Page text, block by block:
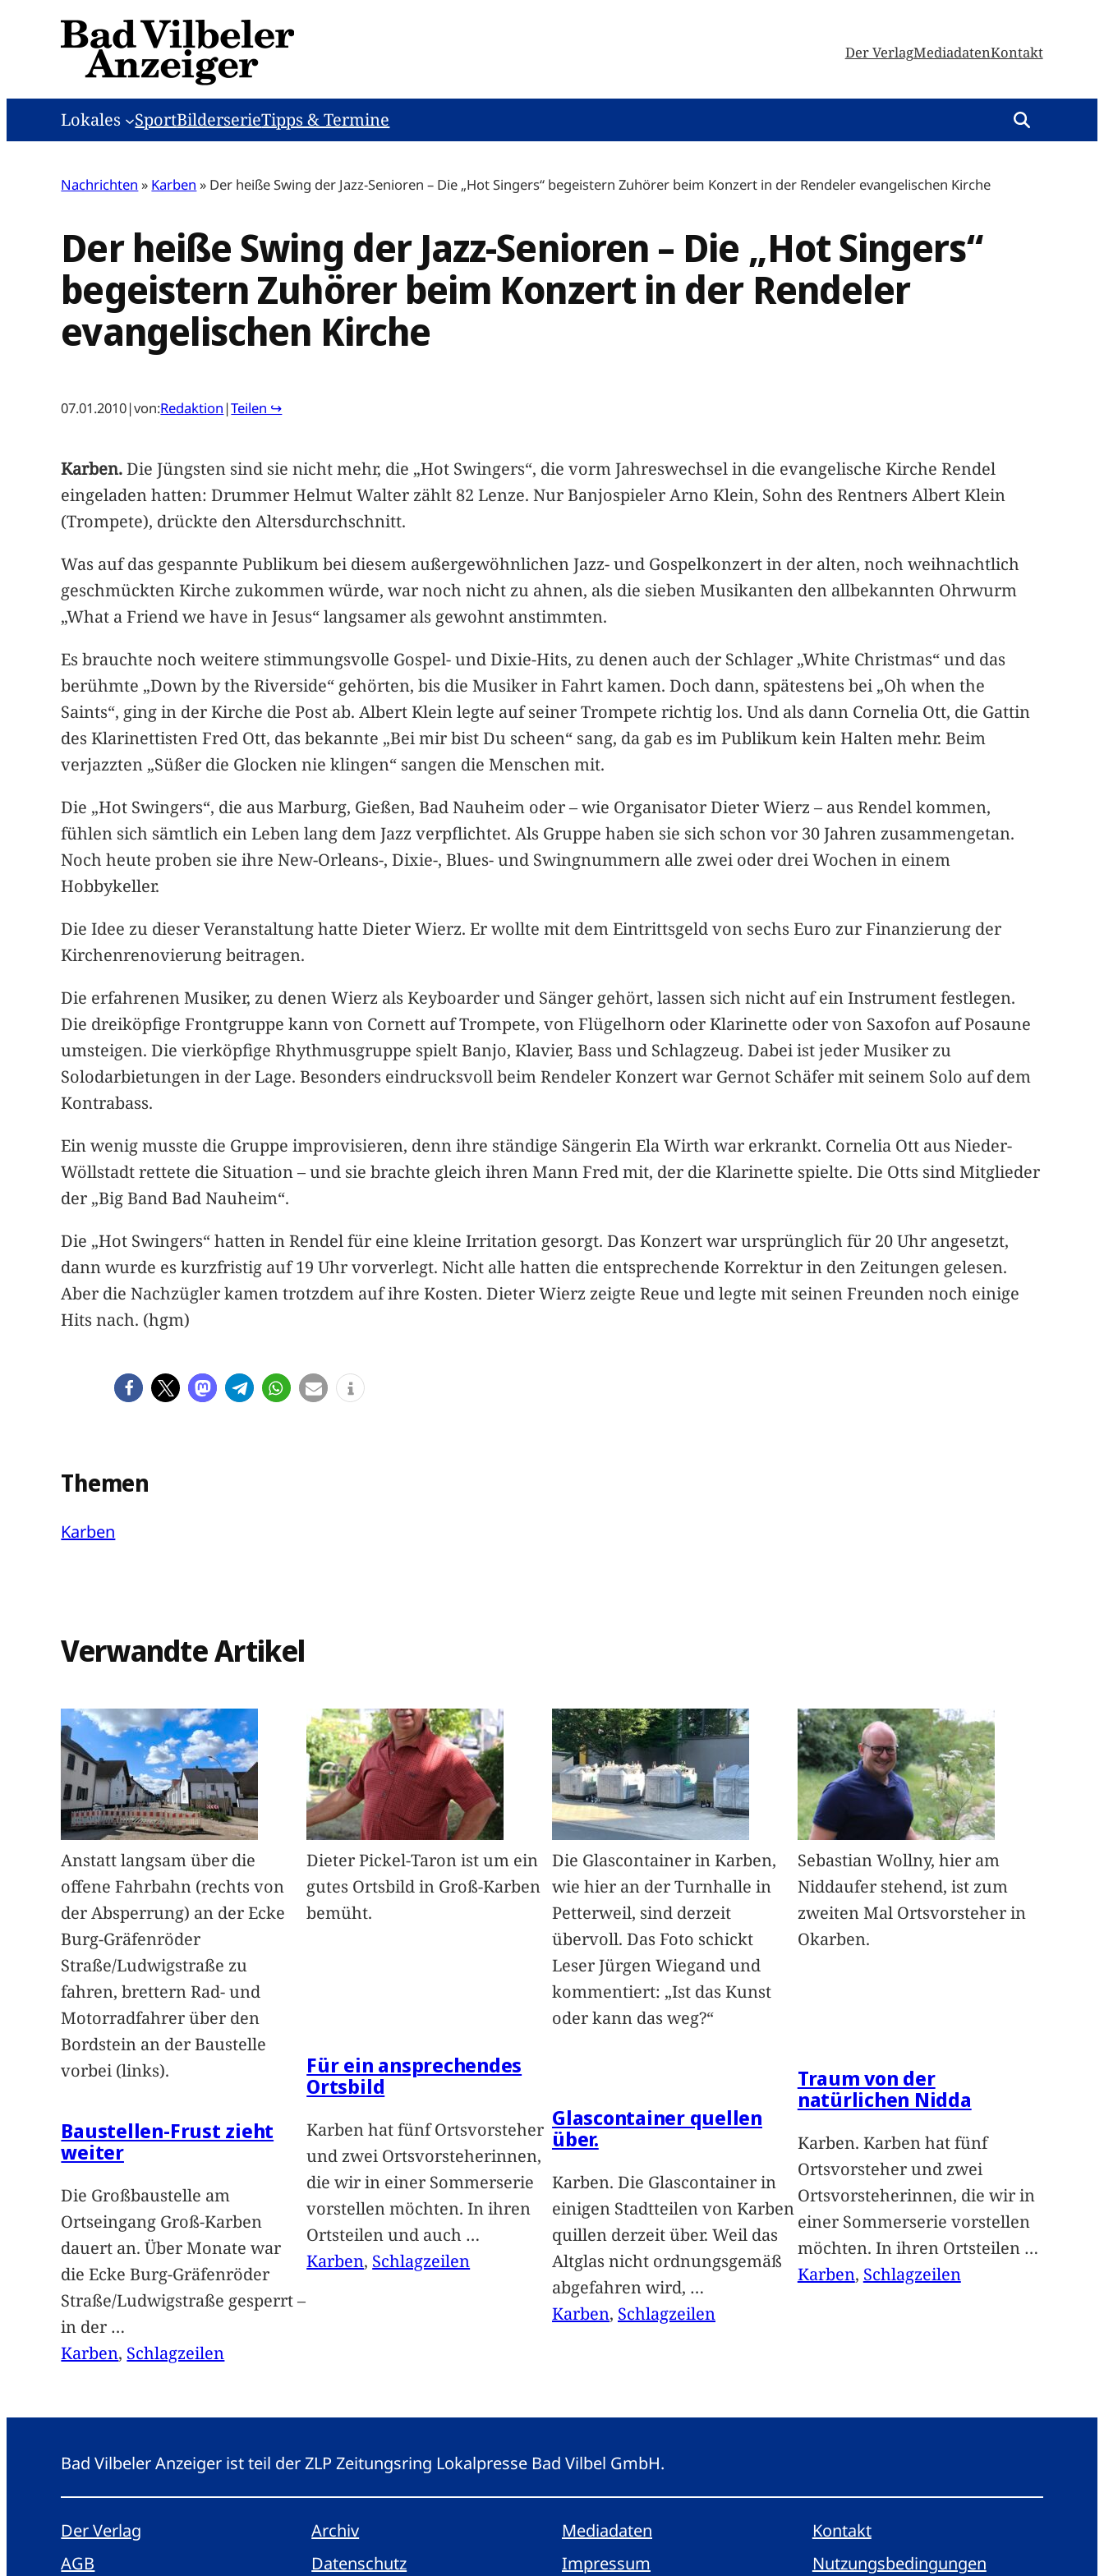
Der VerlagMediadatenKontakt
Lokales SportBilderserieTipps & Termine
Nachrichten » Karben » Der heiße Swing der Jazz-Senioren – Die „Hot Singers“ begeistern Zuhörer beim Konzert in der Rendeler evangelischen Kirche
Der heiße Swing der Jazz-Senioren – Die „Hot Singers“
begeistern Zuhörer beim Konzert in der Rendeler
evangelischen Kirche
07.01.2010|von:Redaktion |Teilen ↪
Karben.Die Jüngsten sind sie nicht mehr, die „Hot Swingers“, die vorm Jahreswechsel in die evangelische Kirche Rendel
eingeladen hatten: Drummer Helmut Walter zählt 82 Lenze. Nur Banjospieler Arno Klein, Sohn des Rentners Albert Klein
(Trompete), drückte den Altersdurchschnitt.
Was auf das gespannte Publikum bei diesem außergewöhnlichen Jazz- und Gospelkonzert in der alten, noch weihnachtlich
geschmückten Kirche zukommen würde, war noch nicht zu ahnen, als die sieben Musikanten den allbekannten Ohrwurm
„What a Friend we have in Jesus“ langsamer als gewohnt anstimmten.
Es brauchte noch weitere stimmungsvolle Gospel- und Dixie-Hits, zu denen auch der Schlager „White Christmas“ und das
berühmte „Down by the Riverside“ gehörten, bis die Musiker in Fahrt kamen. Doch dann, spätestens bei „Oh when the
Saints“, ging in der Kirche die Post ab. Albert Klein legte auf seiner Trompete richtig los. Und als dann Cornelia Ott, die Gattin
des Klarinettisten Fred Ott, das bekannte „Bei mir bist Du scheen“ sang, da gab es im Publikum kein Halten mehr. Beim
verjazzten „Süßer die Glocken nie klingen“ sangen die Menschen mit.
Die „Hot Swingers“, die aus Marburg, Gießen, Bad Nauheim oder – wie Organisator Dieter Wierz – aus Rendel kommen,
fühlen sich sämtlich ein Leben lang dem Jazz verpflichtet. Als Gruppe haben sie sich schon vor 30 Jahren zusammengetan.
Noch heute proben sie ihre New-Orleans-, Dixie-, Blues- und Swingnummern alle zwei oder drei Wochen in einem
Hobbykeller.
Die Idee zu dieser Veranstaltung hatte Dieter Wierz. Er wollte mit dem Eintrittsgeld von sechs Euro zur Finanzierung der
Kirchenrenovierung beitragen.
Die erfahrenen Musiker, zu denen Wierz als Keyboarder und Sänger gehört, lassen sich nicht auf ein Instrument festlegen.
Die dreiköpfige Frontgruppe kann von Cornett auf Trompete, von Flügelhorn oder Klarinette oder von Saxofon auf Posaune
umsteigen. Die vierköpfige Rhythmusgruppe spielt Banjo, Klavier, Bass und Schlagzeug. Dabei ist jeder Musiker zu
Solodarbietungen in der Lage. Besonders eindrucksvoll beim Rendeler Konzert war Gernot Schäfer mit seinem Solo auf dem
Kontrabass.
Ein wenig musste die Gruppe improvisieren, denn ihre ständige Sängerin Ela Wirth war erkrankt. Cornelia Ott aus Nieder-
Wöllstadt rettete die Situation – und sie brachte gleich ihren Mann Fred mit, der die Klarinette spielte. Die Otts sind Mitglieder
der „Big Band Bad Nauheim“.
Die „Hot Swingers“ hatten in Rendel für eine kleine Irritation gesorgt. Das Konzert war ursprünglich für 20 Uhr angesetzt,
dann wurde es kurzfristig auf 19 Uhr vorverlegt. Nicht alle hatten die entsprechende Korrektur in den Zeitungen gelesen.
Aber die Nachzügler kamen trotzdem auf ihre Kosten. Dieter Wierz zeigte Reue und legte mit seinen Freunden noch einige
Hits nach. (hgm)
Themen
Karben
Verwandte Artikel
Anstatt langsam über die
offene Fahrbahn (rechts von
der Absperrung) an der Ecke
Burg-Gräfenröder
Straße/Ludwigstraße zu
fahren, brettern Rad- und
Motorradfahrer über den
Bordstein an der Baustelle
vorbei (links).
Baustellen-Frust zieht
weiter
Die Großbaustelle am
Ortseingang Groß-Karben
dauert an. Über Monate war
die Ecke Burg-Gräfenröder
Straße/Ludwigstraße gesperrt –
in der …
Karben, Schlagzeilen
Dieter Pickel-Taron ist um ein
gutes Ortsbild in Groß-Karben
bemüht.
Für ein ansprechendes
Ortsbild
Karben hat fünf Ortsvorsteher
und zwei Ortsvorsteherinnen,
die wir in einer Sommerserie
vorstellen möchten. In ihren
Ortsteilen und auch …
Karben, Schlagzeilen
Die Glascontainer in Karben,
wie hier an der Turnhalle in
Petterweil, sind derzeit
übervoll. Das Foto schickt
Leser Jürgen Wiegand und
kommentiert: „Ist das Kunst
oder kann das weg?“
Glascontainer quellen
über.
Karben. Die Glascontainer in
einigen Stadtteilen von Karben
quillen derzeit über. Weil das
Altglas nicht ordnungsgemäß
abgefahren wird, …
Karben, Schlagzeilen
Sebastian Wollny, hier am
Niddaufer stehend, ist zum
zweiten Mal Ortsvorsteher in
Okarben.
Traum von der
natürlichen Nidda
Karben. Karben hat fünf
Ortsvorsteher und zwei
Ortsvorsteherinnen, die wir in
einer Sommerserie vorstellen
möchten. In ihren Ortsteilen …
Karben, Schlagzeilen
Bad Vilbeler Anzeiger ist teil der ZLP Zeitungsring Lokalpresse Bad Vilbel GmbH.
Der Verlag Archiv Mediadaten
Kontakt
AGB
Datenschutz Impressum Nutzungsbedingungen